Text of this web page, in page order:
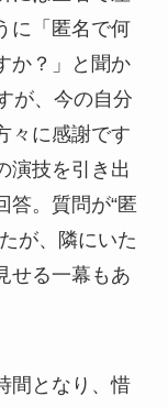
に「匿名で何
か？」と聞か
が、今の自分
々に感謝です
演技を引き出
答。質問が“匿
が、隣にいた
せる一幕もあ
間となり、惜